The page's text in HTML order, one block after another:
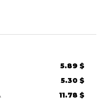
5.89 $
5.30 $
11.78 $